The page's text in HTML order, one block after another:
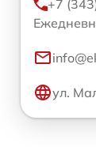
+7
ул.